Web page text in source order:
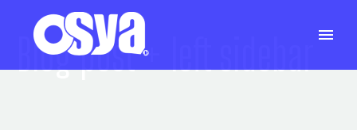
Blog post+ left sidebar